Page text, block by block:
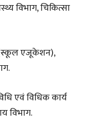
विभाग, चिकित्सा
(स्कूल एजूकेशन),
एवं विधिक कार्य
विभाग.